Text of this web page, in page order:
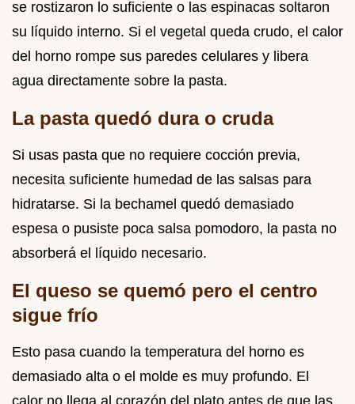
se rostizaron lo suficiente o las espinacas soltaron
su líquido interno. Si el vegetal queda crudo, el calor
del horno rompe sus paredes celulares y libera
agua directamente sobre la pasta.
La pasta quedó dura o cruda
Si usas pasta que no requiere cocción previa,
necesita suficiente humedad de las salsas para
hidratarse. Si la bechamel quedó demasiado
espesa o pusiste poca salsa pomodoro, la pasta no
absorberá el líquido necesario.
El queso se quemó pero el centro
sigue frío
Esto pasa cuando la temperatura del horno es
demasiado alta o el molde es muy profundo. El